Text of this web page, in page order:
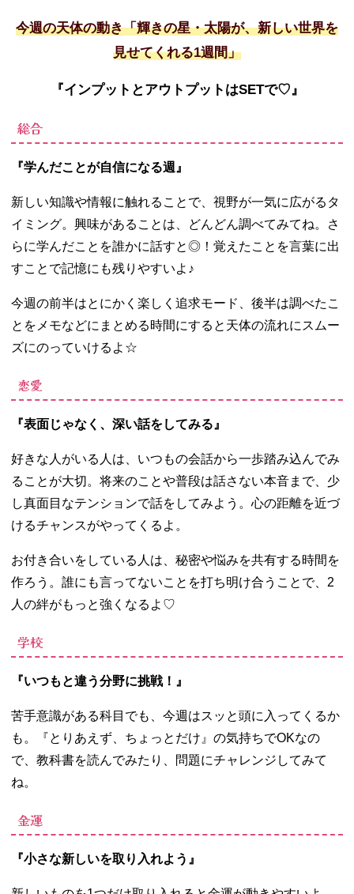
今週の天体の動き「輝きの星・太陽が、新しい世界を
見せてくれる1週間」
『インプットとアウトプットはSETで♡』
総合
『学んだことが自信になる週』
新しい知識や情報に触れることで、視野が一気に広がるタ
イミング。興味があることは、どんどん調べてみてね。さ
らに学んだことを誰かに話すと◎！覚えたことを言葉に出
すことで記憶にも残りやすいよ♪
今週の前半はとにかく楽しく追求モード、後半は調べたこ
とをメモなどにまとめる時間にすると天体の流れにスムー
ズにのっていけるよ☆
恋愛
『表面じゃなく、深い話をしてみる』
好きな人がいる人は、いつもの会話から一歩踏み込んでみ
ることが大切。将来のことや普段は話さない本音まで、少
し真面目なテンションで話をしてみよう。心の距離を近づ
けるチャンスがやってくるよ。
お付き合いをしている人は、秘密や悩みを共有する時間を
作ろう。誰にも言ってないことを打ち明け合うことで、2
人の絆がもっと強くなるよ ♡
学校
『いつもと違う分野に挑戦！』
苦手意識がある科目でも、今週はスッと頭に入ってくるか
も。『とりあえず、ちょっとだけ』の気持ちでOKなの
で、教科書を読んでみたり、問題にチャレンジしてみて
ね。
金運
『小さな新しいを取り入れよう』